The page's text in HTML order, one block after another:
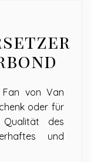
Fan von Van
oder für
des
und